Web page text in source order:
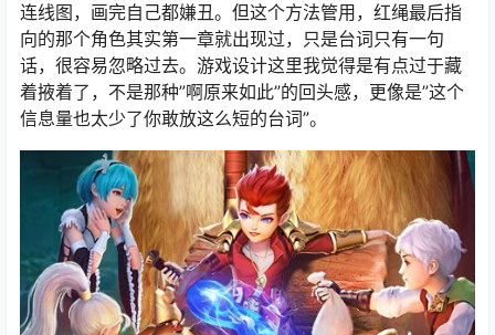
连线图，画完自己都嫌丑。但这个方法管用，红绳最后指
向的那个角色其实第一章就出现过，只是台词只有一句
话，很容易忽略过去。游戏设计这里我觉得是有点过于藏
着掖着了，不是那种”啊原来如此”的回头感，更像是”这个
信息量也太少了你敢放这么短的台词”。